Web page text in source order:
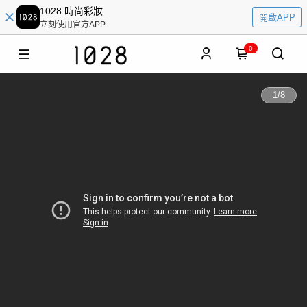
1028 時尚彩妝
立刻使用官方APP
開啟APP
0
1/8